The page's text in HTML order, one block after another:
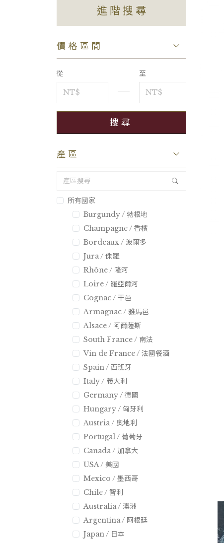
進階搜尋
價格區間
從 至
產區
所有國家
Burgundy / 勃根地
Champagne / 香檳
Bordeaux / 波爾多
Jura / 侏羅
Rhône / 隆河
Loire / 羅亞爾河
Cognac / 干邑
Armagnac / 雅馬邑
Alsace / 阿爾薩斯
South France / 南法
Vin de France / 法國餐酒
Spain / 西班牙
Italy / 義大利
Germany / 德國
Hungary / 匈牙利
Austria / 奧地利
Portugal / 葡萄牙
Canada / 加拿大
USA / 美國
Mexico / 墨西哥
Chile / 智利
Australia / 澳洲
Argentina / 阿根廷
Japan / 日本